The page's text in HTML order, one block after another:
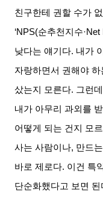
친구한테 권할 수가
‘NPS(순추천지수
낮다는 얘기다. 내가 이
자랑하면서 권해야
샀는지 모른다. 그런
내가 아무리 과외를
어떻게 되는 건지 모
사는 사람이나, 만드
바로 제로다. 이건 특
단순화했다고 보면 된